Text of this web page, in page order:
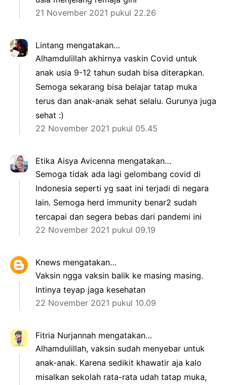
21 November 2021 pukul 22.26
Lintang mengatakan…
Alhamdulillah akhirnya vaskin Covid untuk
anak usia 9-12 tahun sudah bisa diterapkan.
Semoga sekarang bisa belajar tatap muka
terus dan anak-anak sehat selalu. Gurunya juga
sehat :)
22 November 2021 pukul 05.45
Etika Aisya Avicenna mengatakan…
Semoga tidak ada lagi gelombang covid di
Indonesia seperti yg saat ini terjadi di negara
lain. Semoga herd immunity benar2 sudah
tercapai dan segera bebas dari pandemi ini
22 November 2021 pukul 09.19
Knews mengatakan…
Vaksin ngga vaksin balik ke masing masing.
Intinya teyap jaga kesehatan
22 November 2021 pukul 10.09
Fitria Nurjannah mengatakan…
Alhamdulillah, vaksin sudah menyebar untuk
anak-anak. Karena sedikit khawatir aja kalo
misalkan sekolah rata-rata udah tatap muka,